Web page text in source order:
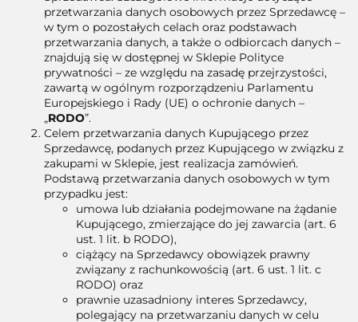
przetwarzania danych osobowych przez Sprzedawcę –
w tym o pozostałych celach oraz podstawach
przetwarzania danych, a także o odbiorcach danych –
znajdują się w dostępnej w Sklepie Polityce
prywatności – ze względu na zasadę przejrzystości,
zawartą w ogólnym rozporządzeniu Parlamentu
Europejskiego i Rady (UE) o ochronie danych –
„RODO”.
Celem przetwarzania danych Kupującego przez
Sprzedawcę, podanych przez Kupującego w związku z
zakupami w Sklepie, jest realizacja zamówień.
Podstawą przetwarzania danych osobowych w tym
przypadku jest:
umowa lub działania podejmowane na żądanie
Kupującego, zmierzające do jej zawarcia (art. 6
ust. 1 lit. b RODO),
ciążący na Sprzedawcy obowiązek prawny
związany z rachunkowością (art. 6 ust. 1 lit. c
RODO) oraz
prawnie uzasadniony interes Sprzedawcy,
polegający na przetwarzaniu danych w celu